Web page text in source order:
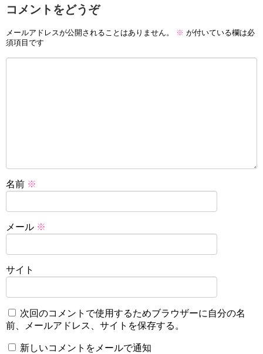
コメントをどうぞ
メールアドレスが公開されることはありません。 ※ が付いている欄は必
須項目です
名前 ※
メール ※
サイト
次回のコメントで使用するためブラウザーに自分の名
前、メールアドレス、サイトを保存する。
新しいコメントをメールで通知